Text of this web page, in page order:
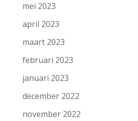
mei 2023
april 2023
maart 2023
februari 2023
januari 2023
december 2022
november 2022